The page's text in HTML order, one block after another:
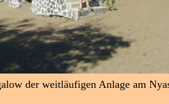
der weitläufigen Anlage am